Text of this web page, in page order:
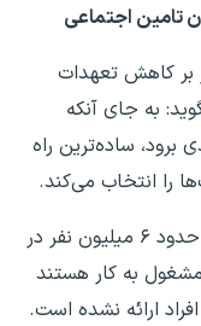
تامین اجتماعی
بر کاهش تعهدات
به جای آنکه
ساده‌ترین راه
را انتخاب می‌کند.
به گفته وی، بر اساس آمارهای غیررسمی، حدود ۶ میلیون نفر در
به کار هستند
ارائه نشده است.